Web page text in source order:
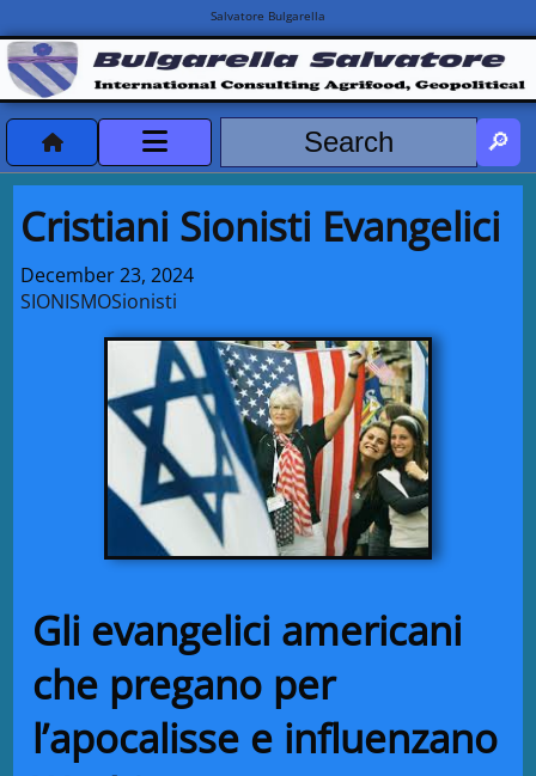
Salvatore Bulgarella
DeclassificatiNC
Turismo Progetti
Projects Missions
Cristiani Sionisti Evangelici
December 23, 2024
SIONISMOSionisti
Gli evangelici americani
che pregano per
l’apocalisse e influenzano